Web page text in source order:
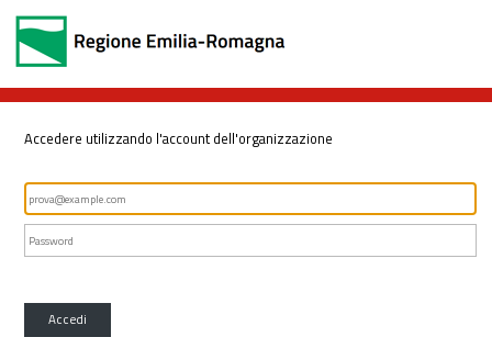
Accedere utilizzando l'account dell'organizzazione
Accedi